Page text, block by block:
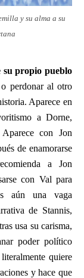
y su alma a su
su propio pueblo
perdonar al otro
Aparece en
a Dorne,
con Jon
de enamorarse
a Jon
con Val para
aún una vaga
de Stannis,
usa su carisma,
poder político
quiere
y hace que